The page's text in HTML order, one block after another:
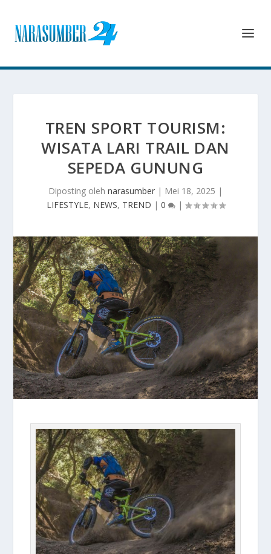
TREN SPORT TOURISM:
WISATA LARI TRAIL DAN
SEPEDA GUNUNG
Diposting oleh narasumber | Mei 18, 2025 |
LIFESTYLE, NEWS, TREND | 0 |